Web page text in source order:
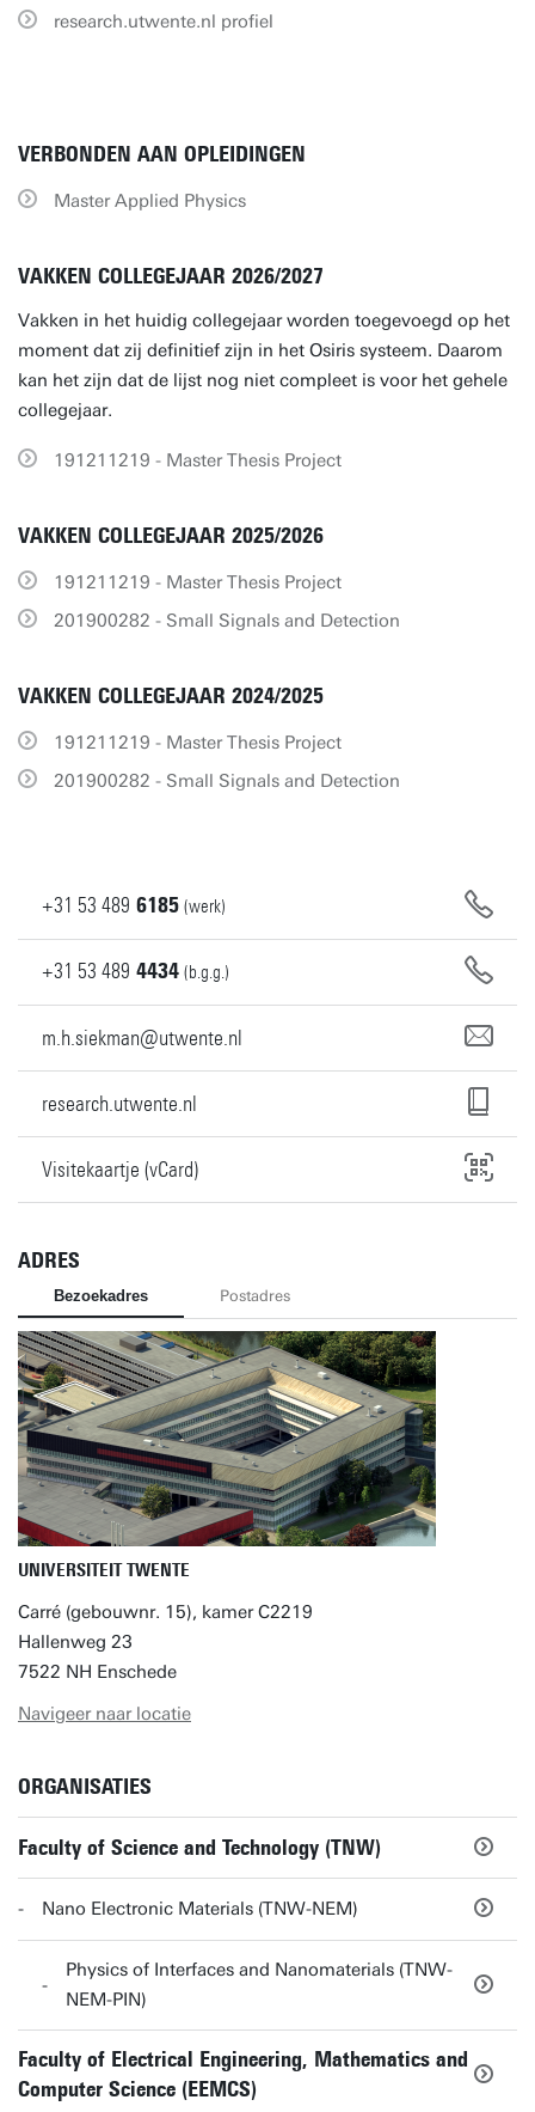
research.utwente.nl profiel
VERBONDEN AAN OPLEIDINGEN
Master Applied Physics
VAKKEN COLLEGEJAAR 2026/2027
Vakken in het huidig collegejaar worden toegevoegd op het
moment dat zij definitief zijn in het Osiris systeem. Daarom
kan het zijn dat de lijst nog niet compleet is voor het gehele
collegejaar.
191211219 - Master Thesis Project
VAKKEN COLLEGEJAAR 2025/2026
191211219 - Master Thesis Project
201900282 - Small Signals and Detection
VAKKEN COLLEGEJAAR 2024/2025
191211219 - Master Thesis Project
201900282 - Small Signals and Detection
+31 53 489 6185 (werk)
+31 53 489 4434 (b.g.g.)
m.h.siekman@utwente.nl
research.utwente.nl
Visitekaartje (vCard)
ADRES
Bezoekadres Postadres
UNIVERSITEIT TWENTE
Carré (gebouwnr. 15), kamer C2219
Hallenweg 23
7522 NH Enschede
Navigeer naar locatie
ORGANISATIES
Faculty of Science and Technology (TNW)
Nano Electronic Materials (TNW-NEM)
Physics of Interfaces and Nanomaterials (TNW-
NEM-PIN)
Faculty of Electrical Engineering, Mathematics and
Computer Science (EEMCS)